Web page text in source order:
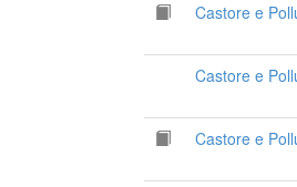
Castore e
Castore e
Castore e